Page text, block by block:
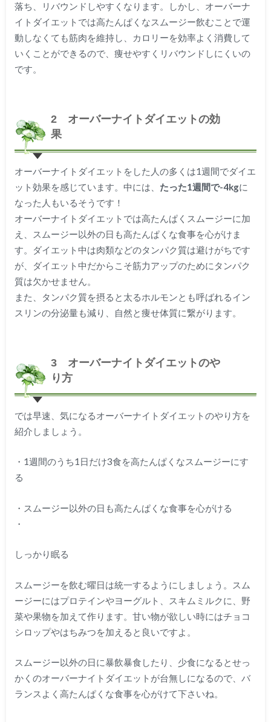
落ち、リバウンドしやすくなります。しかし、オーバーナ
イトダイエットでは高たんぱくなスムージー飲むことで運
動しなくても筋肉を維持し、カロリーを効率よく消費して
いくことができるので、痩せやすくリバウンドしにくいの
です。
2 オーバーナイトダイエットの効
果
オーバーナイトダイエットをした人の多くは1週間でダイエ
ット効果を感じています。中には、 たった1週間で-4kgに
なった人もいるそうです！
オーバーナイトダイエットでは高たんぱくスムージーに加
え、スムージー以外の日も高たんぱくな食事を心がけま
す。ダイエット中は肉類などのタンパク質は避けがちです
が、ダイエット中だからこそ筋力アップのためにタンパク
質は欠かせません。
また、タンパク質を摂ると太るホルモンとも呼ばれるイン
スリンの分泌量も減り、自然と痩せ体質に繋がります。
3 オーバーナイトダイエットのや
り方
では早速、気になるオーバーナイトダイエットのやり方を
紹介しましょう。
・1週間のうち1日だけ3食を高たんぱくなスムージーにす
る
・スムージー以外の日も高たんぱくな食事を心がける
・
しっかり眠る
スムージーを飲む曜日は統一するようにしましょう。スム
ージーにはプロテインやヨーグルト、スキムミルクに、野
菜や果物を加えて作ります。甘い物が欲しい時にはチョコ
シロップやはちみつを加えると良いですよ。
スムージー以外の日に暴飲暴食したり、少食になるとせっ
かくのオーバーナイトダイエットが台無しになるので、バ
ランスよく高たんぱくな食事を心がけて下さいね。